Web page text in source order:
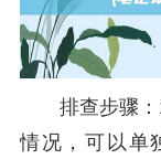
排查步骤
情况，可以单